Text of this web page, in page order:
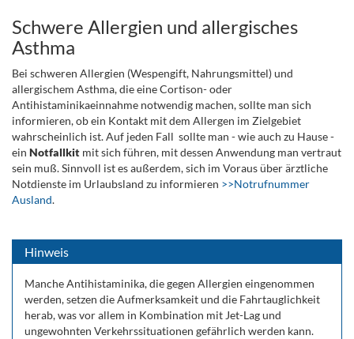
Schwere Allergien und allergisches
Asthma
Bei schweren Allergien (Wespengift, Nahrungsmittel) und
allergischem Asthma, die eine Cortison- oder
Antihistaminikaeinnahme notwendig machen, sollte man sich
informieren, ob ein Kontakt mit dem Allergen im Zielgebiet
wahrscheinlich ist. Auf jeden Fall sollte man - wie auch zu Hause -
ein Notfallkit mit sich führen, mit dessen Anwendung man vertraut
sein muß. Sinnvoll ist es außerdem, sich im Voraus über ärztliche
Notdienste im Urlaubsland zu informieren >>Notrufnummer
Ausland.
Hinweis
Manche Antihistaminika, die gegen Allergien eingenommen
werden, setzen die Aufmerksamkeit und die Fahrtauglichkeit
herab, was vor allem in Kombination mit Jet-Lag und
ungewohnten Verkehrssituationen gefährlich werden kann.